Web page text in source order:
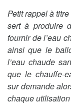
Petit rappel à
sert à produire
fournir de l’eau
ainsi que le
l’eau chaude
que le chauffe-
sur demande
chaque